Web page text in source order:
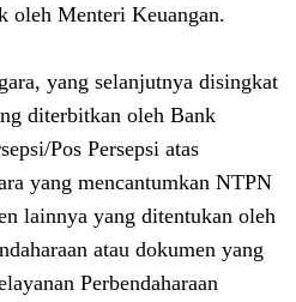
oleh Menteri Keuangan.
yang selanjutnya disingkat
diterbitkan oleh Bank
Pos Persepsi atas
yang mencantumkan NTPN
lainnya yang ditentukan oleh
atau dokumen yang
Perbendaharaan